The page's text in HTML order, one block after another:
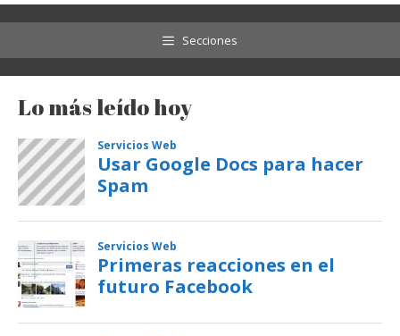
Secciones
Lo más leído hoy